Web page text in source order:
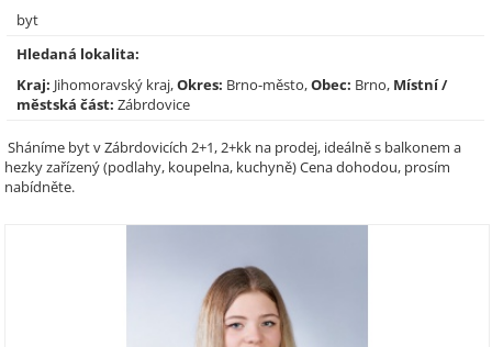
byt
Hledaná lokalita:
Kraj: Jihomoravský kraj,Okres: Brno-město,Obec: Brno, Místní /
městská část:Zábrdovice
Sháníme byt v Zábrdovicích 2+1, 2+kk na prodej, ideálně s balkonem a
hezky zařízený (podlahy, koupelna, kuchyně) Cena dohodou, prosím
nabídněte.